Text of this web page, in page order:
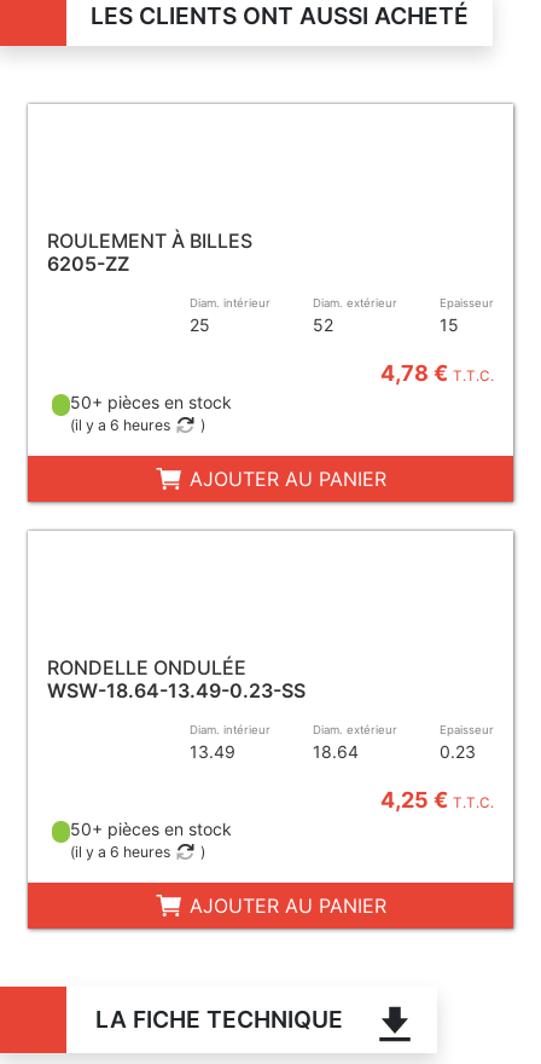
LES CLIENTS ONT AUSSI ACHETÉ
ROULEMENT À BILLES
6205-ZZ
Diam. intérieur
25
Diam. extérieur
52
Epaisseur
15
4,78 €T.T.C.
50+ pièces en stock
(il y a 6 heures )
AJOUTER AU PANIER
RONDELLE ONDULÉE
WSW-18.64-13.49-0.23-SS
Diam. intérieur
13.49
Diam. extérieur
18.64
Epaisseur
0.23
4,25 €T.T.C.
50+ pièces en stock
(il y a 6 heures )
AJOUTER AU PANIER
LA FICHE TECHNIQUE